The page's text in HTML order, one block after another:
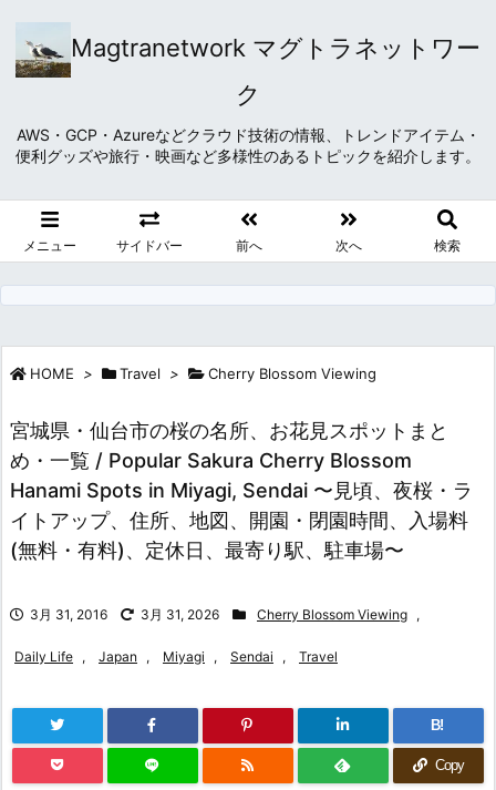
Magtranetwork マグトラネットワー
ク
AWS・GCP・Azureなどクラウド技術の情報、トレンドアイテム・
便利グッズや旅行・映画など多様性のあるトピックを紹介します。
メニュー サイドバー 前へ 次へ 検索
HOME > Travel > Cherry Blossom Viewing
宮城県・仙台市の桜の名所、お花見スポットまと
め・一覧 / Popular Sakura Cherry Blossom
Hanami Spots in Miyagi, Sendai 〜見頃、夜桜・ラ
イトアップ、住所、地図、開園・閉園時間、入場料
(無料・有料)、定休日、最寄り駅、駐車場〜
3月 31, 2016 3月 31, 2026 Cherry Blossom Viewing ,
Daily Life , Japan , Miyagi , Sendai , Travel
B!
Copy